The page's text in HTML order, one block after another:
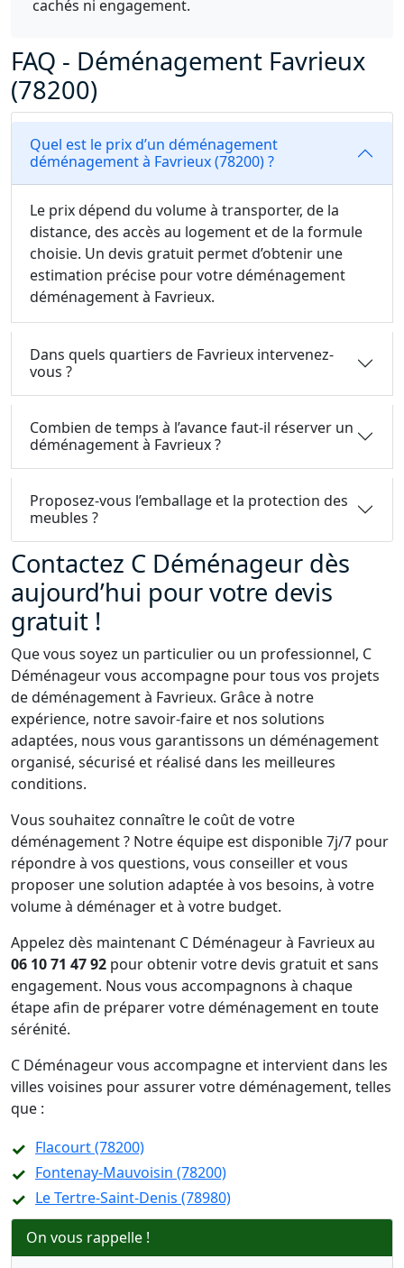
cachés ni engagement.
FAQ - Déménagement Favrieux
(78200)
Quel est le prix d’un déménagement
déménagement à Favrieux (78200) ?
Le prix dépend du volume à transporter, de la
distance, des accès au logement et de la formule
choisie. Un devis gratuit permet d’obtenir une
estimation précise pour votre déménagement
déménagement à Favrieux.
Dans quels quartiers de Favrieux intervenez-
vous ?
Combien de temps à l’avance faut-il réserver un
déménagement à Favrieux ?
Proposez-vous l’emballage et la protection des
meubles ?
Contactez C Déménageur dès
aujourd’hui pour votre devis
gratuit !
Que vous soyez un particulier ou un professionnel, C
Déménageur vous accompagne pour tous vos projets
de déménagement à Favrieux. Grâce à notre
expérience, notre savoir-faire et nos solutions
adaptées, nous vous garantissons un déménagement
organisé, sécurisé et réalisé dans les meilleures
conditions.
Vous souhaitez connaître le coût de votre
déménagement ? Notre équipe est disponible 7j/7 pour
répondre à vos questions, vous conseiller et vous
proposer une solution adaptée à vos besoins, à votre
volume à déménager et à votre budget.
Appelez dès maintenant C Déménageur à Favrieux au
06 10 71 47 92 pour obtenir votre devis gratuit et sans
engagement. Nous vous accompagnons à chaque
étape afin de préparer votre déménagement en toute
sérénité.
C Déménageur vous accompagne et intervient dans les
villes voisines pour assurer votre déménagement, telles
que :
Flacourt (78200)
Fontenay-Mauvoisin (78200)
Le Tertre-Saint-Denis (78980)
On vous rappelle !